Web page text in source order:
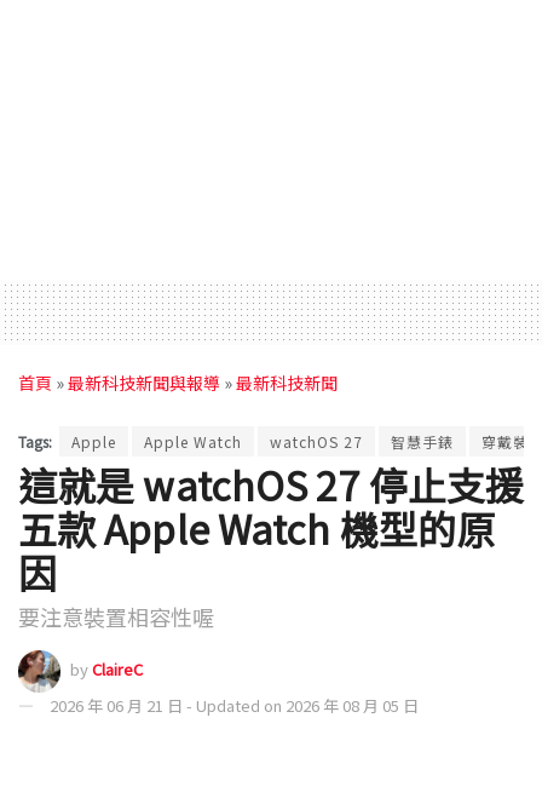
首頁 »最新科技新聞與報導 »最新科技新聞
Tags: Apple Apple Watch watchOS 27 智慧手錶 穿戴裝
這就是 watchOS 27 停止支援
五款 Apple Watch 機型的原
因
要注意裝置相容性喔
byClaireC
2026 年 06 月 21 日 - Updated on 2026 年 08 月 05 日